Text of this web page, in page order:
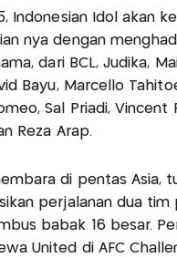
Indonesian Idol akan
nya dengan
dari BCL, Judika,
Bayu, Marcello
Sal Priadi, Vincent
Reza Arap.
di pentas Asia,
perjalanan dua tim
babak 16 besar.
United di AFC